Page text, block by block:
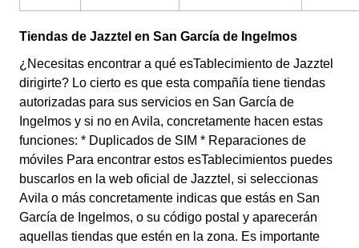
Tiendas de Jazztel en San García de Ingelmos
¿Necesitas encontrar a qué esTablecimiento de Jazztel
dirigirte? Lo cierto es que esta compañía tiene tiendas
autorizadas para sus servicios en San García de
Ingelmos y si no en Avila, concretamente hacen estas
funciones: * Duplicados de SIM * Reparaciones de
móviles Para encontrar estos esTablecimientos puedes
buscarlos en la web oficial de Jazztel, si seleccionas
Avila o más concretamente indicas que estás en San
García de Ingelmos, o su código postal y aparecerán
aquellas tiendas que estén en la zona. Es importante